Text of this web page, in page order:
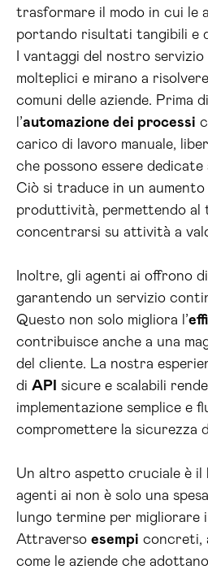
trasformare il modo in cui le
portando risultati tangibili e
I vantaggi del nostro
molteplici e mirano a
comuni delle aziende. Prima
l’automazione dei processi
carico di lavoro manuale,
che possono essere
Ciò si traduce in un
produttività, permettendo al
concentrarsi su attività a
Inoltre, gli agenti ai offrono
garantendo un servizio
Questo non solo migliora l’
contribuisce anche a una
del cliente. La nostra
di API sicure e scalabili
implementazione semplice e
compromettere la sicurezza
Un altro aspetto cruciale è il
agenti ai non è solo una
lungo termine per migliorare
Attraverso esempi concreti,
come le aziende che